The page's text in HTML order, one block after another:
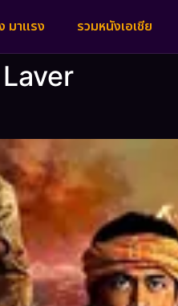
มาแรง รวมหนังเอเชีย